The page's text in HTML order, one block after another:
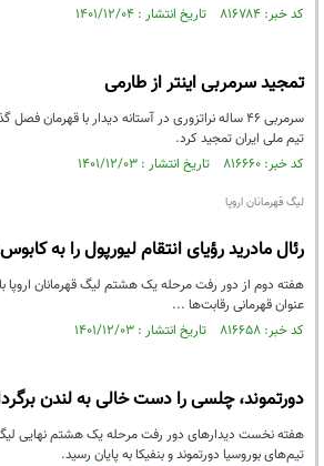
کد خبر: ۸۱۶۷۸۴ تاریخ انتشار : ۱۴۰۱/۱۲/۰۴
تمجید سرمربی اینتر از طارمی
سرمربی ۴۶ ساله نراتزوری در آستانه دیدار با قهرمان
تیم ملی ایران تمجید کرد.
کد خبر: ۸۱۶۶۶۰ تاریخ انتشار : ۱۴۰۱/۱۲/۰۳
لیگ قهرمانان اروپا
رئال مادرید رؤیای انتقام لیورپول را به
هفته دوم از دور رفت مرحله یک هشتم لیگ قهرمانان اروپا
عنوان قهرمانی رقابت‌ها ...
کد خبر: ۸۱۶۶۵۸ تاریخ انتشار : ۱۴۰۱/۱۲/۰۳
دورتموند، چلسی را دست خالی به لندن
هفته نخست دیدارهای دور رفت مرحله یک هشتم نهایی لیگ
تیم‌های بوروسیا دورتموند و بنفیکا به پایان رسید.